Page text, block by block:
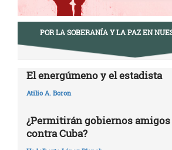
POR LA SOBERANÍA Y LA PAZ EN
El energúmeno y el estadista
Atilio A. Boron
¿Permitirán gobiernos
contra Cuba?